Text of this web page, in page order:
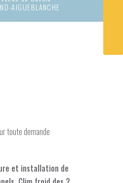
AIGUEBLANCHE
toute demande
et installation de